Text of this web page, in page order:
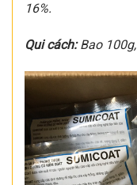
16%.
Qui cách:Bao